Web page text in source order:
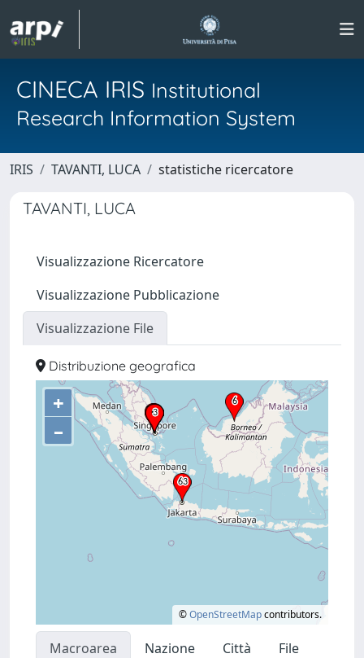
CINECA IRIS Institutional
Research Information System
IRIS TAVANTI, LUCA statistiche ricercatore
TAVANTI, LUCA
Visualizzazione Ricercatore
Visualizzazione Pubblicazione
Visualizzazione File
Distribuzione geografica
+
–
©OpenStreetMapcontributors.
Macroarea Nazione Città
File